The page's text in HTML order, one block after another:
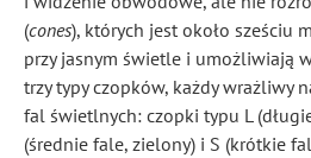
(cones), których jest około sześciu
przy jasnym świetle i umożliwiają
trzy typy czopków, każdy wrażliwy
fal świetlnych: czopki typu L
(średnie fale, zielony) i S (krótkie